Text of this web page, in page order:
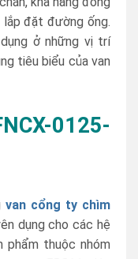
đặt đường ống.
ở những vị trí
tiêu biểu của van
0125-
van cổng ty chìm
dụng cho các hệ
phẩm thuộc nhóm